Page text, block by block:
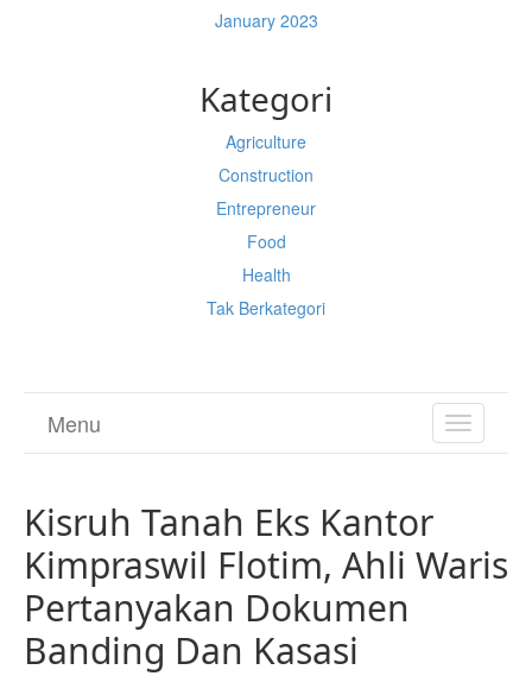
January 2023
Kategori
Agriculture
Construction
Entrepreneur
Food
Health
Tak Berkategori
TOGGLE
Menu
Kisruh Tanah Eks Kantor
Kimpraswil Flotim, Ahli Waris
Pertanyakan Dokumen
Banding Dan Kasasi